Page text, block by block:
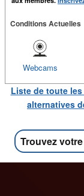
Conditions Actuelles
Webcams
Liste de toute
alternatives
Trouvez